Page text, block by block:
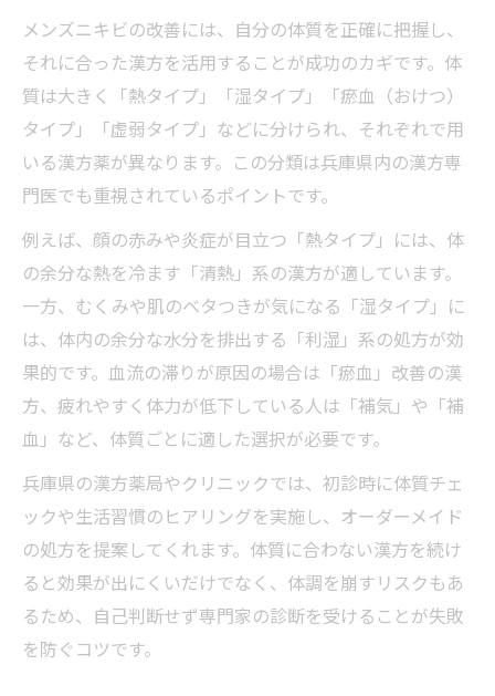
メンズニキビの改善には、自分の体質を正確に把握し、
それに合った漢方を活用することが成功のカギです。体
質は大きく「熱タイプ」「湿タイプ」「瘀血（おけつ）
タイプ」「虚弱タイプ」などに分けられ、それぞれで用
いる漢方薬が異なります。この分類は兵庫県内の漢方専
門医でも重視されているポイントです。
例えば、顔の赤みや炎症が目立つ「熱タイプ」には、体
の余分な熱を冷ます「清熱」系の漢方が適しています。
一方、むくみや肌のベタつきが気になる「湿タイプ」に
は、体内の余分な水分を排出する「利湿」系の処方が効
果的です。血流の滞りが原因の場合は「瘀血」改善の漢
方、疲れやすく体力が低下している人は「補気」や「補
血」など、体質ごとに適した選択が必要です。
兵庫県の漢方薬局やクリニックでは、初診時に体質チェ
ックや生活習慣のヒアリングを実施し、オーダーメイド
の処方を提案してくれます。体質に合わない漢方を続け
ると効果が出にくいだけでなく、体調を崩すリスクもあ
るため、自己判断せず専門家の診断を受けることが失敗
を防ぐコツです。